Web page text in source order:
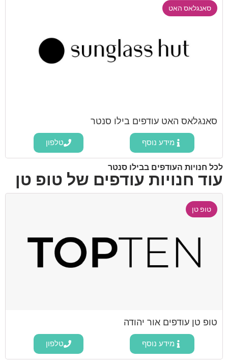
סאנגלאס האט
סאנגלאס האט עודפים בילו סנטר
מידע נוסף טלפון
לכל חנויות העודפים בבילו סנטר
עוד חנויות עודפים של טופ טן
טופ טן
טופ טן עודפים אור יהודה
מידע נוסף טלפון